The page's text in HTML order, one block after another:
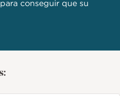
conseguir que su